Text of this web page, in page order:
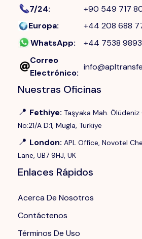
7/24:
+90 549 717
Europa:
+44 208 688
WhatsApp:
+44 7538
Correo
Electrónico:
Nuestras Oficinas
📍 Fethiye: Taşyaka Mah. Ölüdeniz
No:21/A D:1, Mugla, Turkiye
📍 London: APL Office, Novotel
Lane, UB7 9HJ, UK
Enlaces Rápidos
Acerca De Nosotros
Contáctenos
Términos De Uso